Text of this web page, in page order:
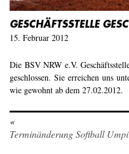
GESCHÄFTSSTELLE
15. Februar 2012
Die BSV NRW e.V.
geschlossen. Sie erreichen uns
wie gewohnt ab dem 27.02.2012.
«
Terminänderung Softball